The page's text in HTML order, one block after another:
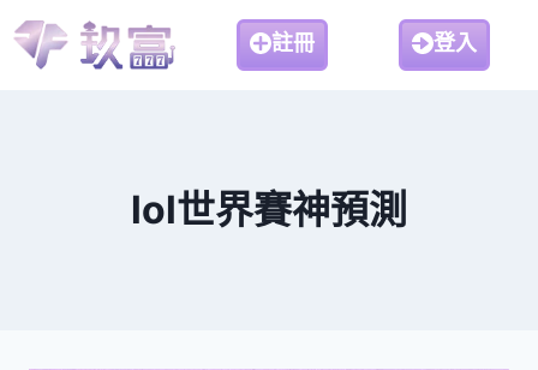
註冊 登入
lol世界賽神預測